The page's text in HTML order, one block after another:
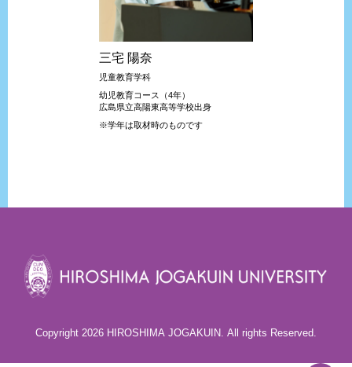
三宅 陽奈
児童教育学科
幼児教育コース（4年）
広島県立高陽東高等学校出身
※学年は取材時のものです
Copyright 2026 HIROSHIMA JOGAKUIN. All rights Reserved.